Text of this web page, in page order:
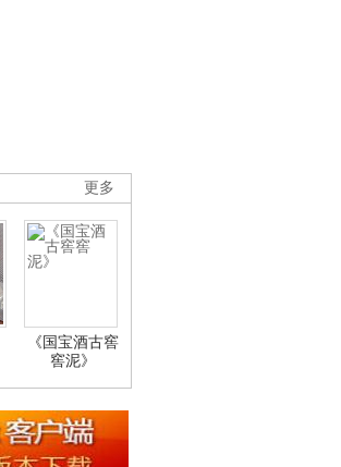
更多
《国宝酒古窖
窖泥》